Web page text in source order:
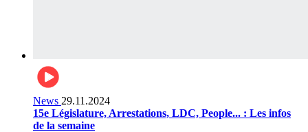
News 29.11.2024
15e Législature, Arrestations, LDC, People... : Les infos
de la semaine